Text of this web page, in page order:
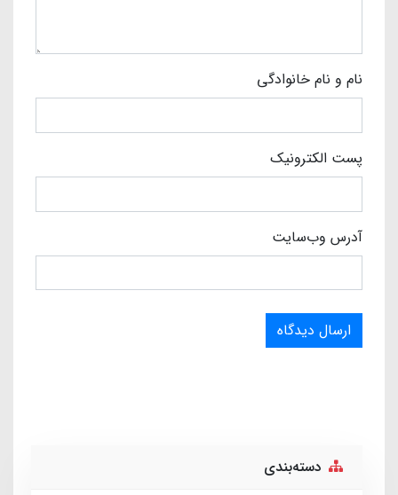
نام و نام خانوادگی
پست الکترونیک
آدرس وب‌سایت
ارسال دیدگاه
دسته‌بندی